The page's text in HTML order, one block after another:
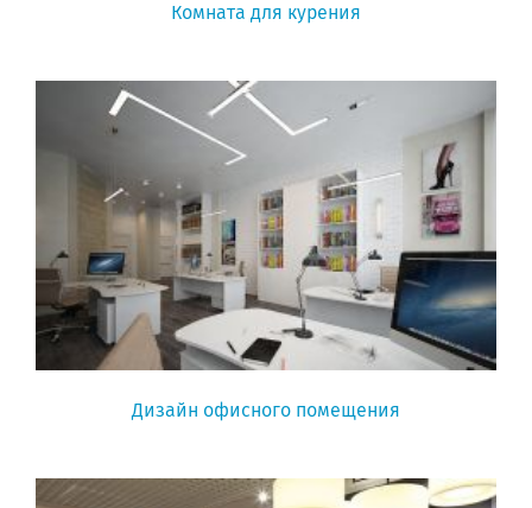
Комната для курения
Дизайн офисного помещения